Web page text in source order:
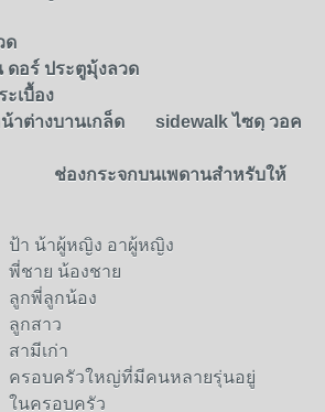
ด
ดอร์ ประตูมุ้งลวด
ะเบื้อง
าต่างบานเกล็ด sidewalk ไซดฺ วอค
ช่องกระจกบนเพดานสำหรับให้
ป้า น้าผู้หญิง อาผู้หญิง
พี่ชาย น้องชาย
ลูกพี่ลูกน้อง
ลูกสาว
สามีเก่า
ครอบครัวใหญ่ที่มีคนหลายรุ่นอยู่
ในครอบครัว